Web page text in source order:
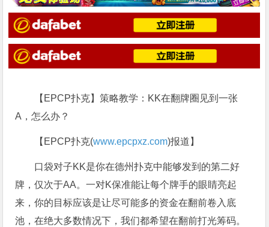
【EPCP扑克】策略教学：KK在翻牌圈见到一张
A，怎么办？
【EPCP扑克(www.epcpxz.com)报道】
口袋对子KK是你在德州扑克中能够发到的第二好
牌，仅次于AA。一对K保准能让每个牌手的眼睛亮起
来，你的目标应该是让尽可能多的资金在翻前卷入底
池，在绝大多数情况下，我们都希望在翻前打光筹码。